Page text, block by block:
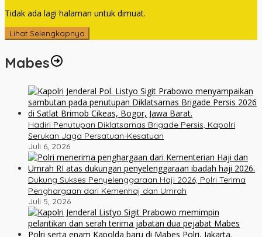
Tidak ada lagi halaman untuk dimuat.
Lihat Selengkapnya
Mabes
Hadiri Penutupan Diklatsarnas Brigade Persis, Kapolri
Serukan Jaga Persatuan-Kesatuan
Juli 6, 2026
Dukung Sukses Penyelenggaraan Haji 2026, Polri Terima
Penghargaan dari Kemenhaj dan Umrah
Juli 5, 2026